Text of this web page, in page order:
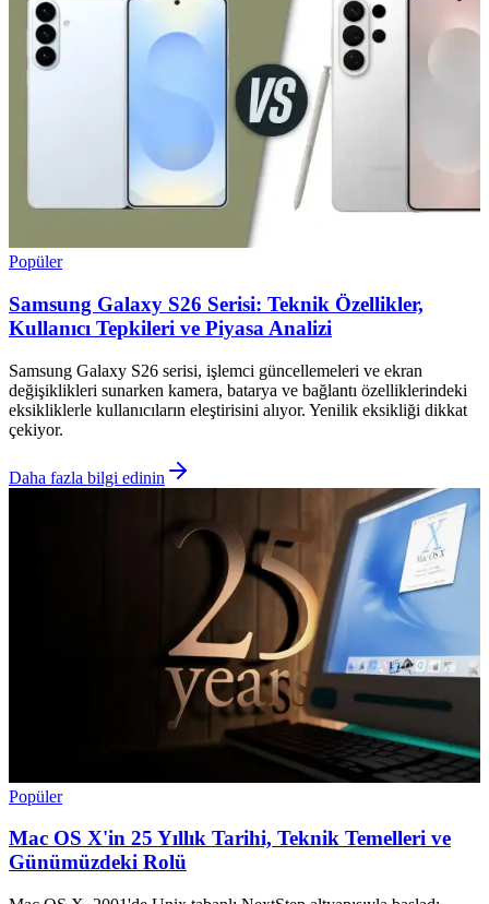
Popüler
Samsung Galaxy S26 Serisi: Teknik Özellikler,
Kullanıcı Tepkileri ve Piyasa Analizi
Samsung Galaxy S26 serisi, işlemci güncellemeleri ve ekran
değişiklikleri sunarken kamera, batarya ve bağlantı özelliklerindeki
eksikliklerle kullanıcıların eleştirisini alıyor. Yenilik eksikliği dikkat
çekiyor.
Daha fazla bilgi edinin
Popüler
Mac OS X'in 25 Yıllık Tarihi, Teknik Temelleri ve
Günümüzdeki Rolü